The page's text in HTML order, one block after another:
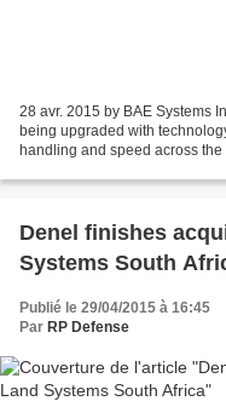
28 avr. 2015 by BAE Systems
being upgraded with
handling and speed across
Denel finishes
Systems South
Publié le 29/04/2015 à 16:45
Par RP Defense